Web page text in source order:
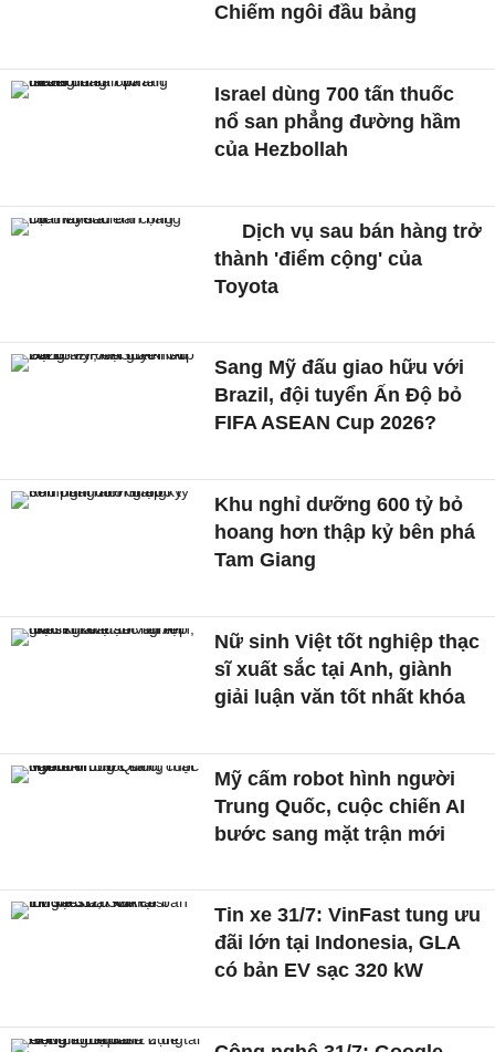
Chiếm ngôi đầu bảng
Israel dùng 700 tấn thuốc
nổ san phẳng đường hầm
của Hezbollah
Dịch vụ sau bán hàng trở
thành 'điểm cộng' của
Toyota
Sang Mỹ đấu giao hữu với
Brazil, đội tuyển Ấn Độ bỏ
FIFA ASEAN Cup 2026?
Khu nghỉ dưỡng 600 tỷ bỏ
hoang hơn thập kỷ bên phá
Tam Giang
Nữ sinh Việt tốt nghiệp thạc
sĩ xuất sắc tại Anh, giành
giải luận văn tốt nhất khóa
Mỹ cấm robot hình người
Trung Quốc, cuộc chiến AI
bước sang mặt trận mới
Tin xe 31/7: VinFast tung ưu
đãi lớn tại Indonesia, GLA
có bản EV sạc 320 kW